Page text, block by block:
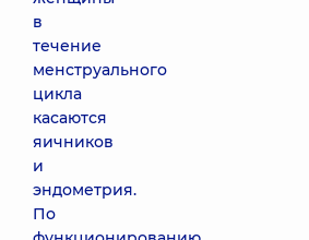
в
течение
менструального
цикла
касаются
яичников
и
эндометрия.
По